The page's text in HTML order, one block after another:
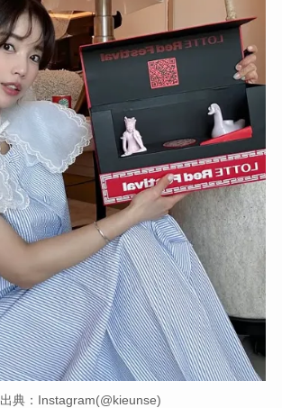
出典：Instagram(@kieunse)